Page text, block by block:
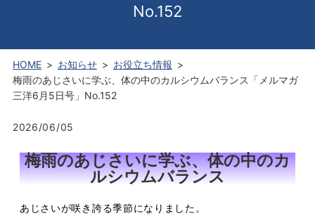
No.152
HOME お知らせ
お役立ち情報
梅⾬のあじさいに学ぶ、体の中のカルシウムバランス「メルマガ
三洋6⽉5⽇号」No.152
2026/06/05
梅⾬のあじさいに学ぶ、体の中のカ
ルシウムバランス
あじさいが咲き誇る季節になりました。